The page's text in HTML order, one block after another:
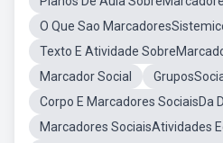
O Que Sao
Texto E Atividade
Marcador Social
Corpo E Marcadores SociaisDa
Marcadores SociaisAtividades